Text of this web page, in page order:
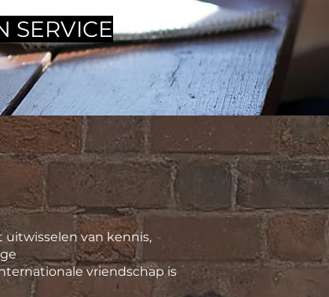
SERVICE
uitwisselen van kennis,
vriendschap is